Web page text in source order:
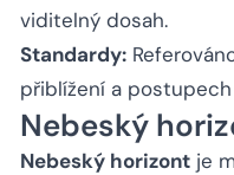
viditelný dosah.
Standardy:
přiblížení a
Nebeský
Nebeský horizont je